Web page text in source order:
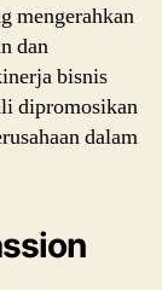
mengerahkan
dan
bisnis
dipromosikan
dalam